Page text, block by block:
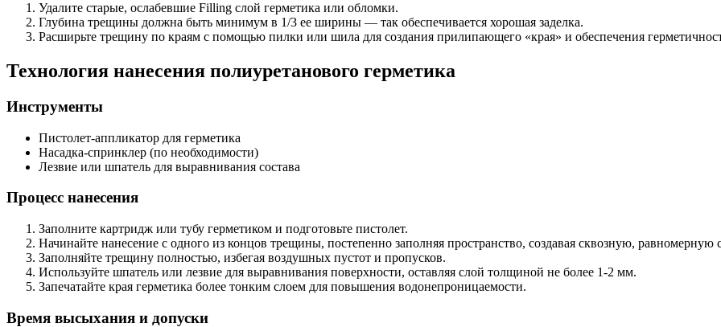
Удалите старые, ослабевшие Filling слой герметика или обломки.
Глубина трещины должна быть минимум в 1/3 ее ширины — так обеспечивается хорошая заделка.
Расширьте трещину по краям с помощью пилки или шила для создания прилипающего «края» и обеспечения
Технология нанесения полиуретанового герметика
Инструменты
Пистолет-аппликатор для герметика
Насадка-спринклер (по необходимости)
Лезвие или шпатель для выравнивания состава
Процесс нанесения
Заполните картридж или тубу герметиком и подготовьте пистолет.
Начинайте нанесение с одного из концов трещины, постепенно заполняя пространство, создавая сквозную, равномерную
Заполняйте трещину полностью, избегая воздушных пустот и пропусков.
Используйте шпатель или лезвие для выравнивания поверхности, оставляя слой толщиной не более 1-2 мм.
Запечатайте края герметика более тонким слоем для повышения водонепроницаемости.
Время высыхания и допуски